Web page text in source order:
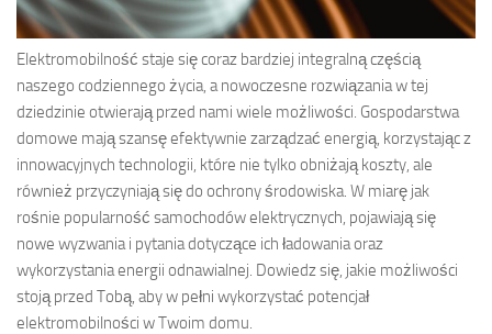
Elektromobilność staje się coraz bardziej integralną częścią
naszego codziennego życia, a nowoczesne rozwiązania w tej
dziedzinie otwierają przed nami wiele możliwości. Gospodarstwa
domowe mają szansę efektywnie zarządzać energią, korzystając z
innowacyjnych technologii, które nie tylko obniżają koszty, ale
również przyczyniają się do ochrony środowiska. W miarę jak
rośnie popularność samochodów elektrycznych, pojawiają się
nowe wyzwania i pytania dotyczące ich ładowania oraz
wykorzystania energii odnawialnej. Dowiedz się, jakie możliwości
stoją przed Tobą, aby w pełni wykorzystać potencjał
elektromobilności w Twoim domu.